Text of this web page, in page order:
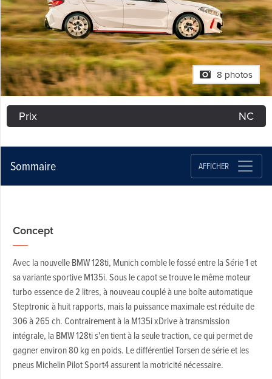
8 photos
Prix NC
Sommaire AFFICHER
Concept
Avec la nouvelle BMW 128ti, Munich comble le fossé entre la Série 1 et
sa variante sportive M135i. Sous le capot se trouve le même moteur
turbo essence de 2 litres, à nouveau couplé à une boîte automatique
Steptronic à huit rapports, mais la puissance maximale est réduite de
306 à 265 ch. Contrairement à la M135i xDrive à transmission
intégrale, la BMW 128ti s'en tient à la seule traction, ce qui permet de
gagner environ 80 kg en poids. Le différentiel Torsen de série et les
pneus Michelin Pilot Sport4 assurent la motricité nécessaire.